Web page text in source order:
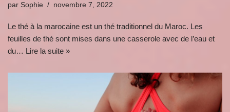
par Sophie novembre 7, 2022
Le thé à la marocaine est un thé traditionnel du Maroc. Les
feuilles de thé sont mises dans une casserole avec de l’eau et
du… Lire la suite »